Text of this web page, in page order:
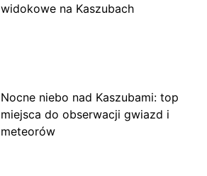
widokowe na Kaszubach
Nocne niebo nad Kaszubami: top
miejsca do obserwacji gwiazd i
meteorów